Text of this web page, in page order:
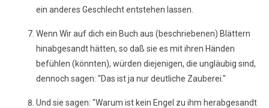
ein anderes Geschlecht entstehen lassen.
Wenn Wir auf dich ein Buch aus (beschriebenen) Blättern
hinabgesandt hätten, so daß sie es mit ihren Händen
befühlen (könnten), würden diejenigen, die ungläubig sind,
dennoch sagen: "Das ist ja nur deutliche Zauberei."
Und sie sagen: "Warum ist kein Engel zu ihm herabgesandt